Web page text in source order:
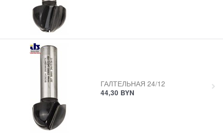
ГАЛТЕЛЬНАЯ 24/12
44,30 BYN